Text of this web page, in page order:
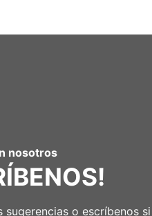
nosotros
sugerencias o escríbenos